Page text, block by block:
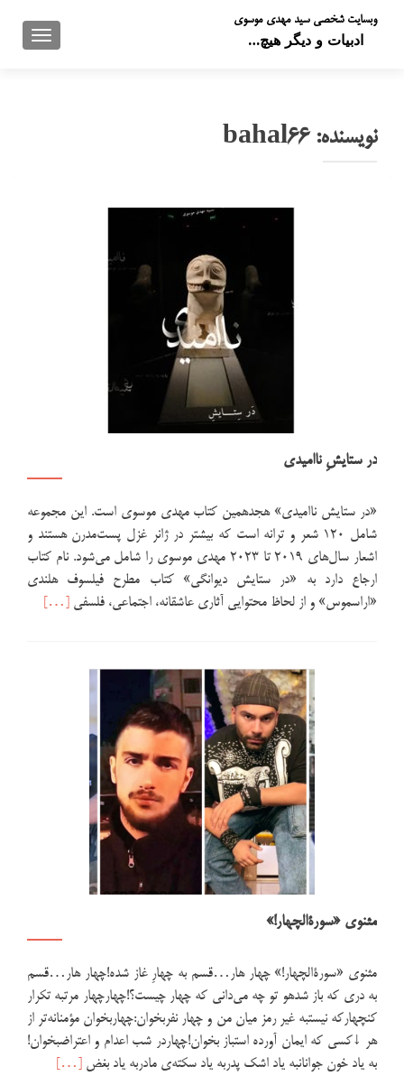
وبسایت شخصی سید مهدی موسوی
ادبیات و دیگر هیچ…
نویسنده:bahal66
در ستایشِ ناامیدی
«در ستایش ناامیدی» هجدهمین کتاب مهدی موسوی است. این مجموعه
شامل ۱۲۰ شعر و ترانه است که بیشتر در ژانر غزل پست‌مدرن هستند و
اشعار سال‌های ۲۰۱۹ تا ۲۰۲۳ مهدی موسوی را شامل می‌شود. نام کتاب
ارجاع دارد به «در ستایش دیوانگی» کتاب مطرح فیلسوف هلندی
«اراسموس» و از لحاظ محتوایی آثاری عاشقانه، اجتماعی، فلسفی اطلاعت
[…]
مثنوی «سورة‌الچهار!»
مثنوی «سورة‌الچهار!» چهار هار…قسم به چهارِ غاز شده!چهار هار…قسم
به دری که باز شدهو تو چه می‌دانی که چهار چیست؟!چهارچهار مرتبه تکرار
کنچهارکه نیستبه غیر رمز میان من و چهار نفربخوان:چهاربخوان مؤمنانه‌تر از
هر ↓کسی که ایمان آورده استباز بخوان!چهاردر شب اعدام و اعتراضبخوان!
به یاد خون جوانانبه یاد اشک پدربه یاد سکته‌ی مادربه یاد بغض اطلاعت
[…]
راهبری نوشته‌ها